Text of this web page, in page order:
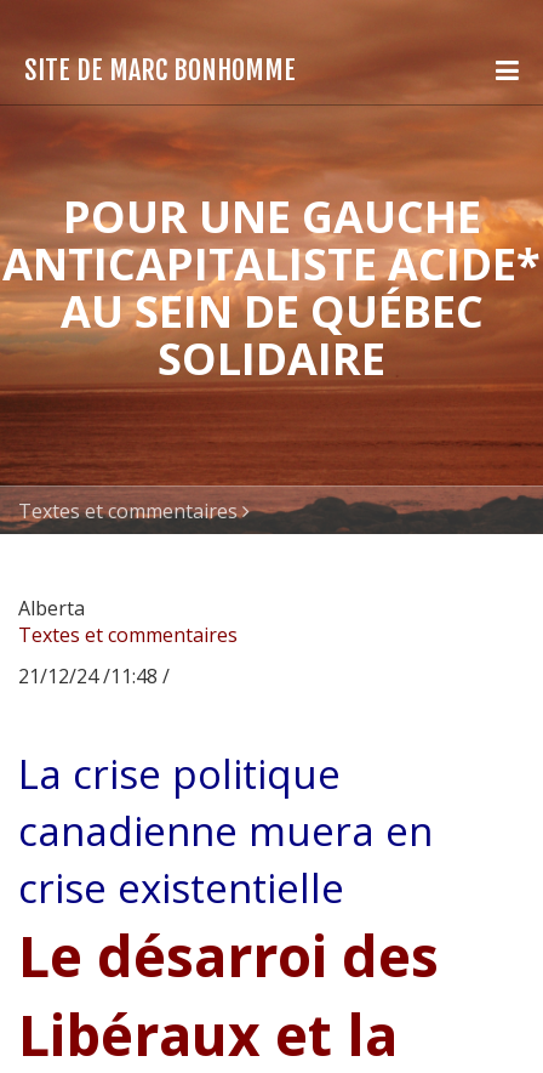
SITE DE MARC BONHOMME
POUR UNE GAUCHE
ANTICAPITALISTE ACIDE*
AU SEIN DE QUÉBEC
SOLIDAIRE
Textes et commentaires
Alberta
Textes et commentaires
21/12/24 /11:48 /
La crise politique
canadienne muera en
crise existentielle
Le désarroi des
Libéraux et la